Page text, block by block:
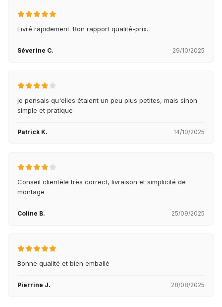
Livré rapidement. Bon rapport qualité-prix.
Séverine C. 29/10/2025
je pensais qu'elles étaient un peu plus petites, mais sinon
simple et pratique
Patrick K. 14/10/2025
Conseil clientèle très correct, livraison et simplicité de
montage
Coline B. 25/09/2025
Bonne qualité et bien emballé
Pierrine J. 28/08/2025